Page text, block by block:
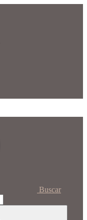
Buscar